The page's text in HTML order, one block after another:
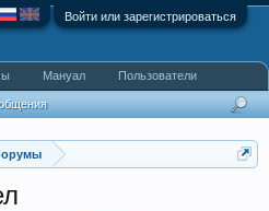
Войти или зарегистрироваться
Мануал Пользователи